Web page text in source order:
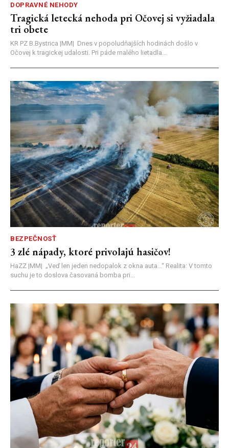
DOPRAVNÉ NEHODY
Tragická letecká nehoda pri Očovej si vyžiadala
tri obete
KR PZ B.Bystrica |MM| Dnes v popoludňajších hodinách došlo v
Očovej k tragickej udalosti. Pri páde malého lietadla...
BEZPEČNOSŤ
3 zlé nápady, ktoré privolajú hasičov!
HaZZ |MM| ​„Veď len jeden nedopalok z okna auta...“ ​Realita: V tomto
suchu je to doslova časovaná bomba pri...